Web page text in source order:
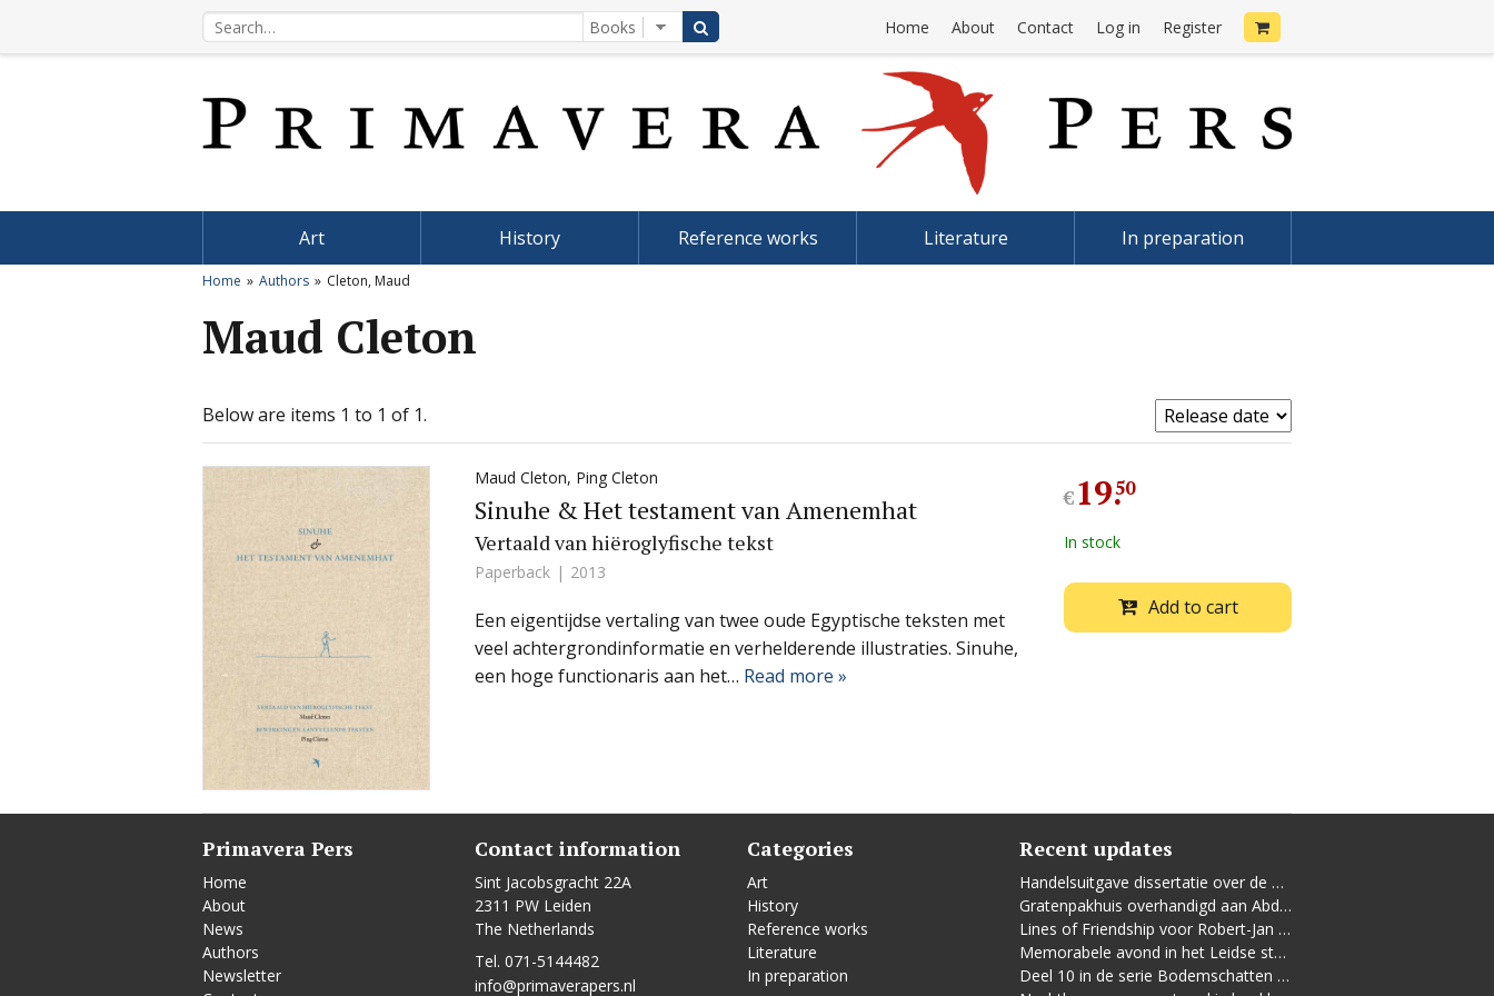
Home About Contact Log in Register
Art History Reference works Literature In preparation
Home Authors Cleton, Maud
Maud Cleton
Below are items 1 to 1 of 1.
Maud Cleton, Ping Cleton
Sinuhe & Het testament van Amenemhat
Vertaald van hiëroglyfische tekst
Paperback 2013
Een eigentijdse vertaling van twee oude Egyptische teksten met
veel achtergrondinformatie en verhelderende illustraties. Sinuhe,
een hoge functionaris aan het… Read more »
€19.
50
In stock
Add to cart
Primavera Pers
Home
About
News
Authors
Newsletter
Contact information
Sint Jacobsgracht 22A
2311 PW Leiden
The Netherlands
Tel. 071-5144482
info@primaverapers.nl
Categories
Art
History
Reference works
Literature
In preparation
Recent updates
Handelsuitgave dissertatie over de Leidse vrouwenbeweging
Gratenpakhuis overhandigd aan Abdelhaq Jermoumi
Lines of Friendship voor Robert-Jan te Rijdt
Memorabele avond in het Leidse stadhuis
Deel 10 in de serie Bodemschatten en Bouwgeheimen verschenen